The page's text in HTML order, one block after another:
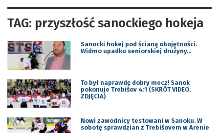
TAG: przyszłość sanockiego hokeja
Sanocki hokej pod ścianą obojętności.
Widmo upadku seniorskiej drużyny…
To był naprawdę dobry mecz! Sanok
pokonuje Trebišov 4:1 (SKRÓT VIDEO,
ZDJĘCIA)
Nowi zawodnicy testowani w Sanoku. W
sobotę sprawdzian z Trebišovem w Arenie